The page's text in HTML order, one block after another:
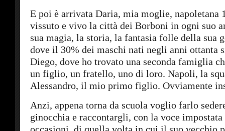
E poi è arrivata Daria, mia moglie, napoletana
vissuto e vivo la città dei Borboni in ogni suo
sua magia, la storia, la fantasia folle della sua
dove il 30% dei maschi nati negli anni ottanta
Diego, dove ho trovato una seconda famiglia
un figlio, un fratello, uno di loro. Napoli, la
Alessandro, il mio primo figlio. Ovviamente
Anzi, appena torna da scuola voglio farlo
ginocchia e raccontargli, con la voce